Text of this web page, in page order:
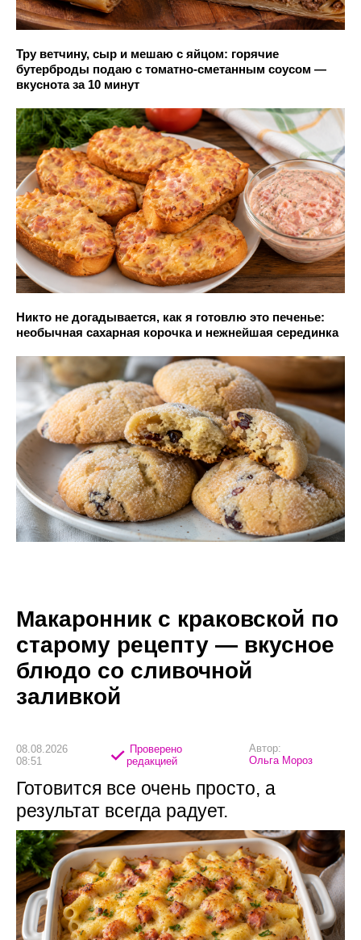
Тру ветчину, сыр и мешаю с яйцом: горячие
бутерброды подаю с томатно-сметанным соусом —
вкуснота за 10 минут
Никто не догадывается, как я готовлю это печенье:
необычная сахарная корочка и нежнейшая серединка
Макаронник с краковской по
старому рецепту — вкусное
блюдо со сливочной
заливкой
08.08.2026
08:51
Проверено
редакцией
Автор:
Ольга Мороз
Готовится все очень просто, а
результат всегда радует.